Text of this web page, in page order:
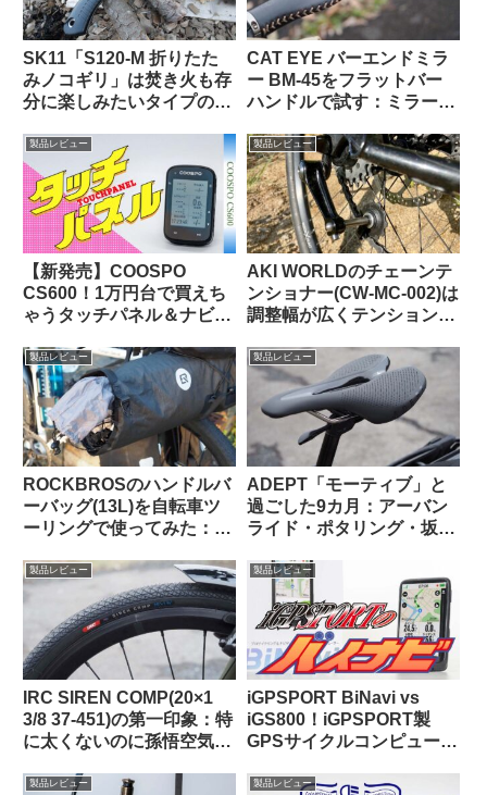
SK11「S120-M 折りたた
みノコギリ」は焚き火も存
分に楽しみたいタイプの自
くと便利な時がある
CAT EYE バーエンドミラ
ー BM-45をフラットバー
ハンドルで試す：ミラー部
は果たして!?
製品レビュー
【新発売】COOSPO
CS600！1万円台で買えち
ゃうタッチパネル＆ナビ対
タの実力って、どんな感
じ？
製品レビュー
AKI WORLDのチェーンテ
ンショナー(CW-MC-002)は
調整幅が広くテンションも
製品レビュー
ROCKBROSのハンドルバ
ーバッグ(13L)を自転車ツ
ーリングで使ってみた：機
あり使っていて気持ちが良
製品レビュー
ADEPT「モーティブ」と
過ごした9カ月：アーバン
ライド・ポタリング・坂道
ノーズサドル
製品レビュー
IRC SIREN COMP(20×1
3/8 37-451)の第一印象：特
に太くないのに孫悟空気分
（ガチ競技用の高級タイ
製品レビュー
iGPSPORT BiNavi vs
iGS800！iGPSPORT製
GPSサイクルコンピュータ
製品レビュー 製品レビュー